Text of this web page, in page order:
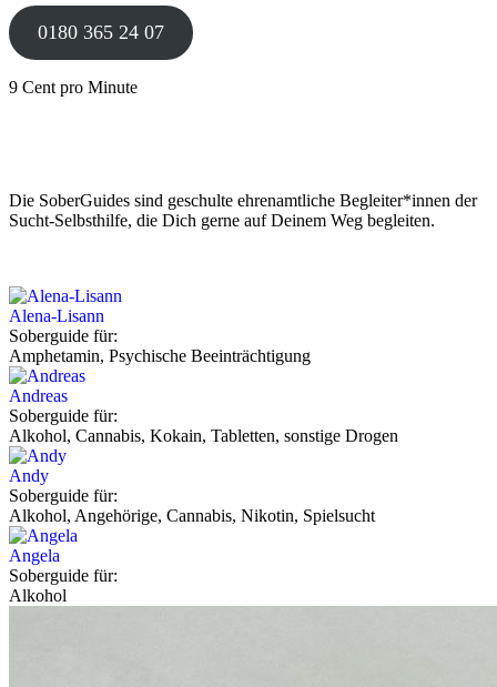
0180 365 24 07
9 Cent pro Minute
Die SoberGuides sind geschulte ehrenamtliche Begleiter*innen der
Sucht-Selbsthilfe, die Dich gerne auf Deinem Weg begleiten.
Alena-Lisann
Soberguide für:
Amphetamin, Psychische Beeinträchtigung
Andreas
Soberguide für:
Alkohol, Cannabis, Kokain, Tabletten, sonstige Drogen
Andy
Soberguide für:
Alkohol, Angehörige, Cannabis, Nikotin, Spielsucht
Angela
Soberguide für:
Alkohol